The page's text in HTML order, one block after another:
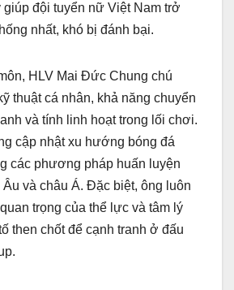
giúp đội tuyển nữ Việt Nam trở
nhất, khó bị đánh bại.
HLV Mai Đức Chung chú
thuật cá nhân, khả năng chuyển
và tính linh hoạt trong lối chơi.
cập nhật xu hướng bóng đá
các phương pháp huấn luyện
và châu Á. Đặc biệt, ông luôn
trọng của thể lực và tâm lý
then chốt để cạnh tranh ở đấu